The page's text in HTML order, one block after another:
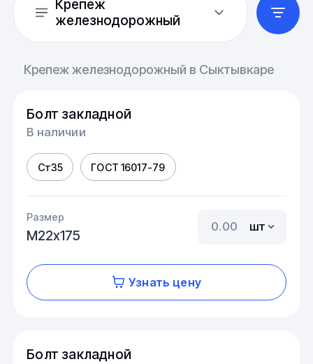
Крепеж
железнодорожный
Крепеж железнодорожный в Сыктывкаре
Болт закладной
В наличии
Ст35 ГОСТ 16017-79
Размер
М22х175
шт
Узнать цену
Болт закладной